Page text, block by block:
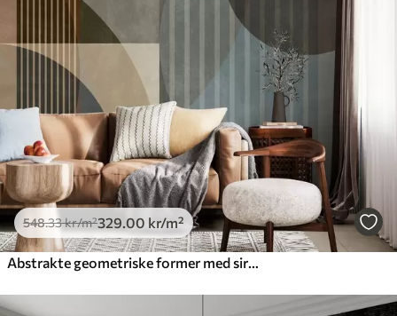
548.33kr/m²329.00 kr/m²
Abstrakte geometriske former med sirkler og linjer, dempede jordfarger, strukturert og lagdelt komposisjon